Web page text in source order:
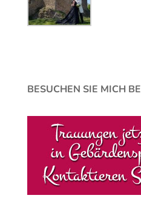
BESUCHEN SIE MICH